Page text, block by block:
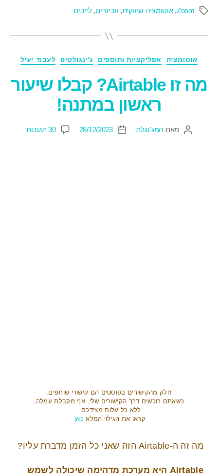
Zoom
,אוטומציה שיווקית, וובינרים,לייבים
אוטומציה אפליקציות ותוספים ג'ינגולטיפ לעבוד יעיל
מה זו Airtable? קבלו שיעור
ראשון במתנה!
מאת המג'נגלת 28/12/2023 30 תגובות
חלק מהקישורים בפוסטים הם קישורי שותפים.
כשאתם רוכשים דרך הקישורים שלי, אני מקבלת עמלה,
ללא כל עלות מצידכם.
קראו את הגילוי המלא כאן
מה זה ה-Airtable הזה שאני כל הזמן מדברת עליו?
Airtable היא מערכת מדהימה שיכולה לשמש